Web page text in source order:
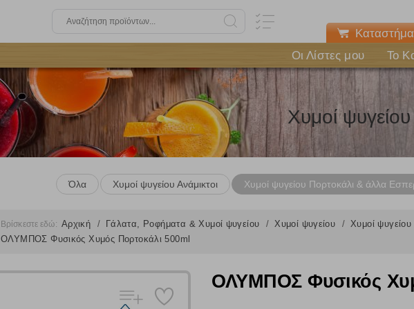
Οι Λίστες μου Το
Χυμοί ψυγείου
Όλα Χυμοί ψυγείου Ανάμικτοι Χυμοί ψυγείου Πορτοκάλι & άλλα
Βρίσκεστε εδώ: Αρχική Γάλατα, Ροφήματα & Χυμοί ψυγείου Χυμοί ψυγείου
Χυμοί
ΟΛΥΜΠΟΣ Φυσικός Χυμός Πορτοκάλι 500ml
ΟΛΥΜΠΟΣ Φυσικός